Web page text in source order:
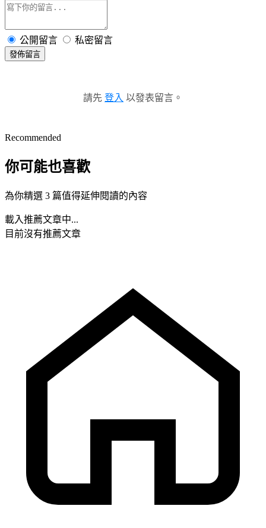
公開留言 私密留言
發佈留言
請先 登入 以發表留言。
Recommended
你可能也喜歡
為你精選 3 篇值得延伸閱讀的內容
載入推薦文章中...
目前沒有推薦文章